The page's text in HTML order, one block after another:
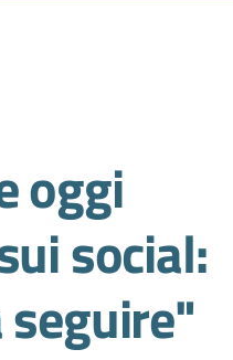
oggi
social:
seguire"